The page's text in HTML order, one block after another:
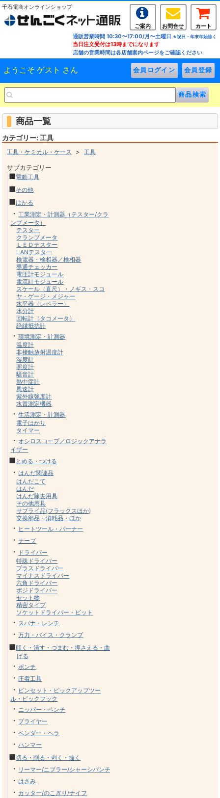
千石電商オンラインショップ
ご案内 お問合せ
カート
通販営業時間 10:30〜17:00/月〜土曜日 ※祝日・年末年始除く
当日注文受付は13時までになります
店舗の営業時間は各店舗案内ページをご確認ください
ようこそ ゲスト さん
商品一覧
カテゴリー: 工具
工具・ケミカル・ケース > 工具
サブカテゴリー
■電動工具
■その他
■はかる
・工業測定・計測器（テスター/クラ
ンプメータ）
テスター
クランプメータ
ＬＥＤテスター
LANテスター
検電器・検相器／検相器
導通チェッカー
電圧計モジュール
電流計モジュール
スケール（直尺）・ノギス・スコ
ヤ・ゲージ・メジャー
水平器（レベラー）
水分計
回転計（タコメータ）
絶縁抵抗計
・環境測定・計測器
温度計
非接触放射温度計
湿度計
照度計
騒音計
熱中症計
風速計
紫外線強度計
水質測定機器
・生活測定・計測器
電子はかり
タイマー
・ オシロスコープ／ロジックアナラ
イザー
■ とめる・つける
・はんだ関連品
はんだこて
はんだ
はんだ除去用具
その他用具
サプライ品(フラックスほか)
交換部品・消耗品・ほか
・ ヒートツール・バーナー
・ テープ
・
ドライバー
特殊ドライバー
プラスドライバー
マイナスドライバー
六角ドライバー
ポジドライバー
セット物
精密タイプ
ソケットドライバー・ビット
・ スパナ・レンチ
・万力・バイス・クランプ
■叩く・潰す・つまむ・押さえる・曲
げる
・ポンチ
・圧着工具
・ ピンセット・ピックアップツー
ル・ピックフック
・ ニッパー・ペンチ
・ プライヤー
・ベンダー・ヘラ
・ハンマー
■切る・削る・剥く・抜く
・ リーマー/ニブラー/シャーシパンチ
・はさみ
・ カッター/のこぎり/ナイフ